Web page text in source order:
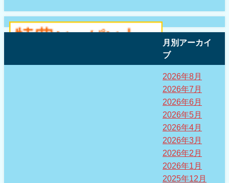
月別アーカイ
ブ
2026年8月
2026年7月
2026年6月
2026年5月
2026年4月
2026年3月
2026年2月
2026年1月
2025年12月